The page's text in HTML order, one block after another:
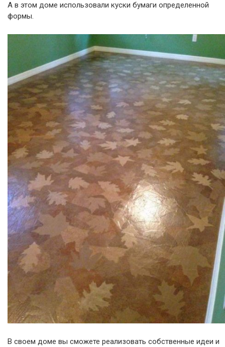
А в этом доме использовали куски бумаги определенной
формы.
В своем доме вы сможете реализовать собственные идеи и